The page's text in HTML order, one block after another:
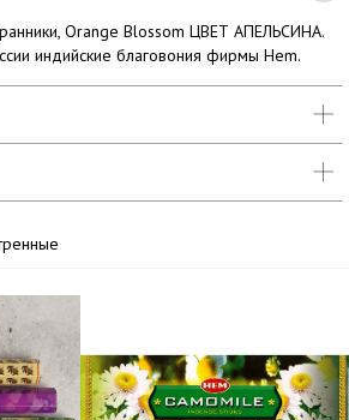
Orange Blossom ЦВЕТ АПЕЛЬСИНА.
индийские благовония фирмы Hem.